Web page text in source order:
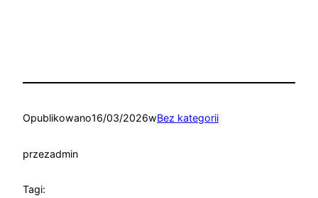
Opublikowano16/03/2026wBez kategorii
przezadmin
Tagi: